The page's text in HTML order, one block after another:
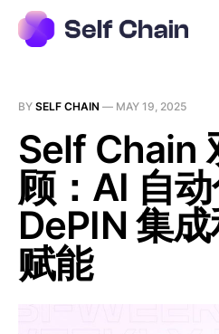
BY SELF CHAIN — MAY 19, 2025
Self Chain
顾：AI 自动
DePIN 集
赋能